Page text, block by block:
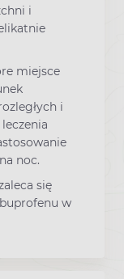
i
miejsce
i
noc.
się
w